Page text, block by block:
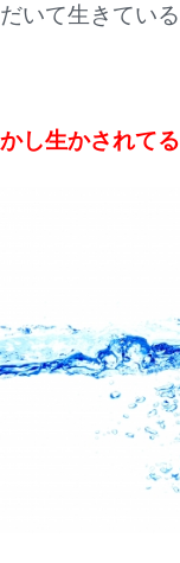
いて生きている
し生かされてる